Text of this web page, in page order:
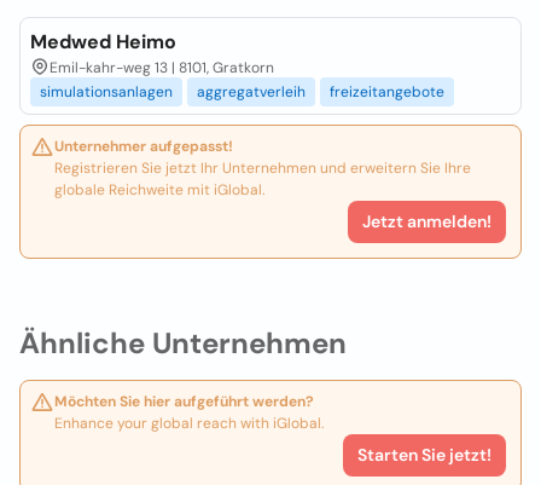
Ähnliche Unternehmen
Möchten Sie hier aufgeführt werden?
Enhance your global reach with iGlobal.
Starten Sie jetzt!
Medwed Heimo
Emil-kahr-weg 13 | 8101, Gratkorn
simulationsanlagen
aggregatverleih freizeitangebote
Unternehmer aufgepasst!
Registrieren Sie jetzt Ihr Unternehmen und erweitern Sie Ihre
globale Reichweite mit iGlobal.
Jetzt anmelden!